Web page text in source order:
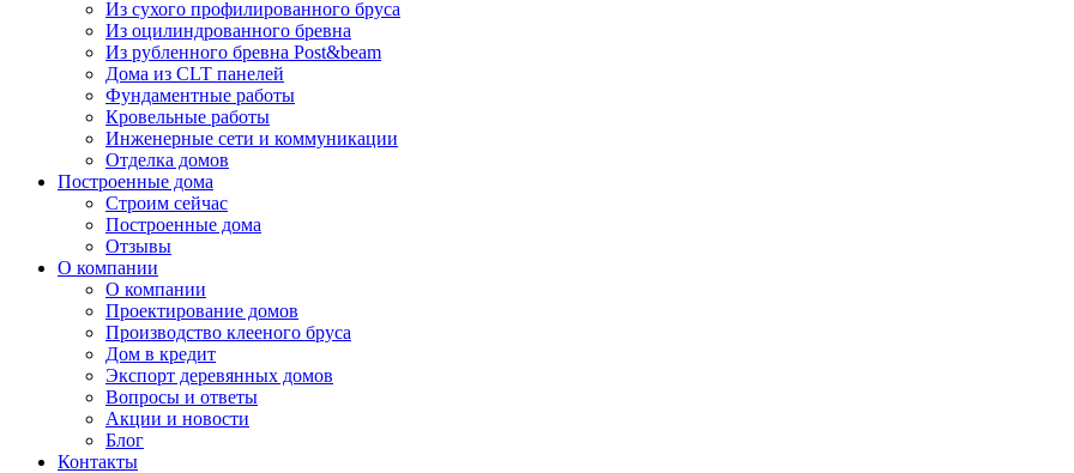
Из сухого профилированного бруса
Из оцилиндрованного бревна
Из рубленного бревна Post&beam
Дома из CLT панелей
Фундаментные работы
Кровельные работы
Инженерные сети и коммуникации
Отделка домов
Построенные дома
Строим сейчас
Построенные дома
Отзывы
О компании
О компании
Проектирование домов
Производство клееного бруса
Дом в кредит
Экспорт деревянных домов
Вопросы и ответы
Акции и новости
Блог
Контакты